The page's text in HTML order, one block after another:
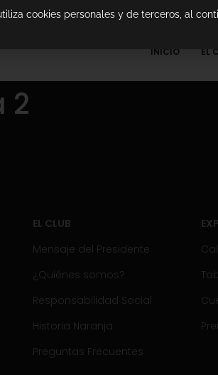
INICIO EL
2
EL CLUB
Mensaje del Presidente
¿Quiénes somos?
Responsabilidad Social
Historia Naranja
Preguntas Frecuentes
cookies personales y de terceros, al